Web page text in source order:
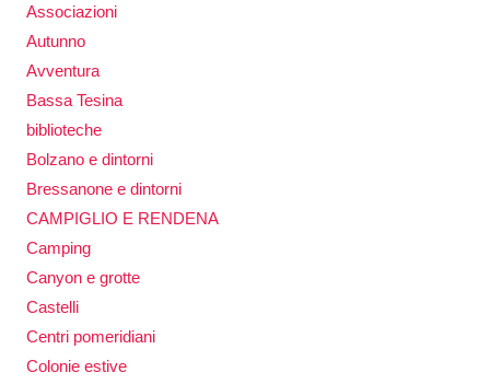
Associazioni
Autunno
Avventura
Bassa Tesina
biblioteche
Bolzano e dintorni
Bressanone e dintorni
CAMPIGLIO E RENDENA
Camping
Canyon e grotte
Castelli
Centri pomeridiani
Colonie estive